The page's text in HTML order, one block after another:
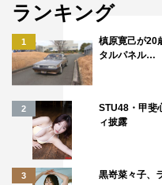
ランキング
1
槙原寛己が20
タルパネル…
2
STU48・甲斐
ィ披露
3 黒嵜菜々子、